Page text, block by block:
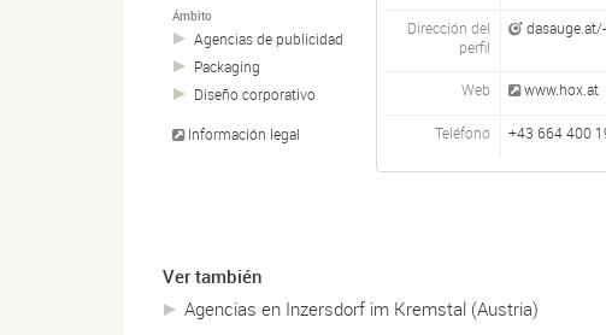
Ámbito
Agencias de publicidad
Packaging
Diseño corporativo
Información legal
Dirección del
perfil
Web www.hox.at
Teléfono +43 664 400
Ver también
Agencias en Inzersdorf im Kremstal (Austria)